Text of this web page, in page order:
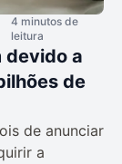
4 minutos de
leitura
devido a
de
de anunciar
a